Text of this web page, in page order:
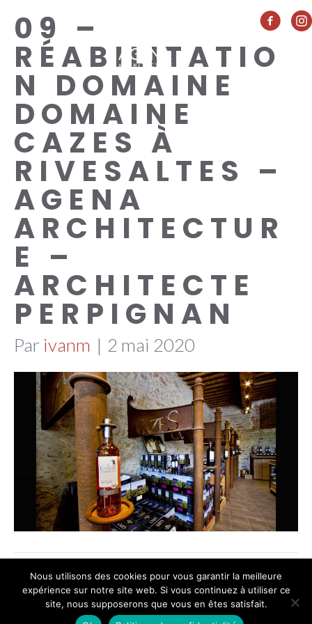
09 –
RÉABILITATIO
N DOMAINE
DOMAINE
CAZES À
RIVESALTES –
AGENA
ARCHITECTUR
E –
ARCHITECTE
PERPIGNAN
Par ivanm | 2 mai 2020
© 2020 Agena Architecture (Achitecte à
Perpignan)|04 68 34 23 47|
Nous utilisons des cookies pour vous garantir la meilleure
expérience sur notre site web. Si vous continuez à utiliser ce
site, nous supposerons que vous en êtes satisfait.